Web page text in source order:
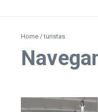
Home /turistas